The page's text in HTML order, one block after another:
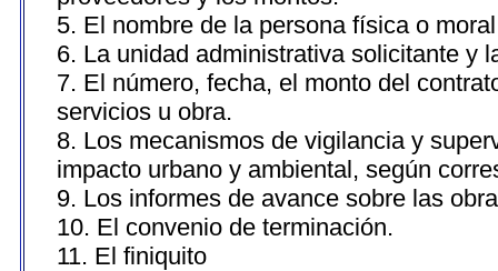
5. El nombre de la persona física o
6. La unidad administrativa solicitante y
7. El número, fecha, el monto del
servicios u obra.
8. Los mecanismos de vigilancia y
impacto urbano y ambiental, según
9. Los informes de avance sobre las
10. El convenio de terminación.
11. El finiquito